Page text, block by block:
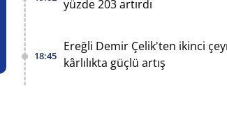
yüzde 203 artırdı
18:45
Ereğli Demir Çelik'ten ikinci
kârlılıkta güçlü artış